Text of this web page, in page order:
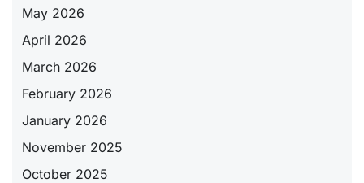
May 2026
April 2026
March 2026
February 2026
January 2026
November 2025
October 2025